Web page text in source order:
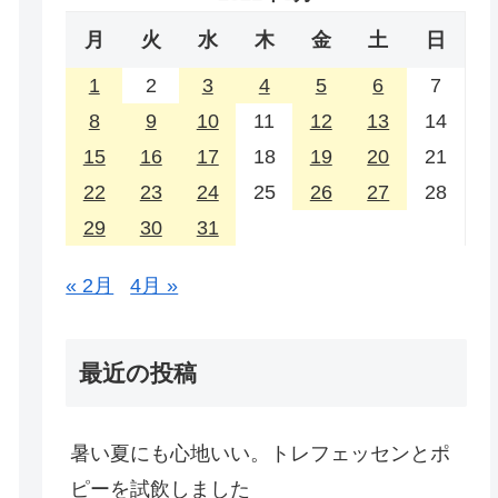
月 火 水 木 金 土 日
1 2 3 4 5 6
7
8
9 10 11 12 13
14
15
16 17 18 19 20
21
22
23 24 25 26 27
28
29
30 31
« 2月 4月 »
最近の投稿
暑い夏にも心地いい。トレフェッセンとポ
ピーを試飲しました